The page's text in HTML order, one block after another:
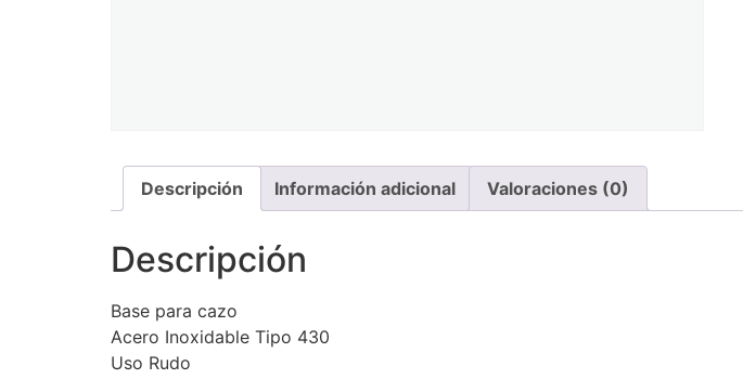
Descripción Información adicional Valoraciones (0)
Descripción
Base para cazo
Acero Inoxidable Tipo 430
Uso Rudo